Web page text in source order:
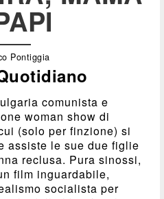
Pontiggia
comunista e
woman show di
(solo per finzione) si
assiste le sue due figlie
reclusa. Pura sinossi,
film inguardabile,
socialista per